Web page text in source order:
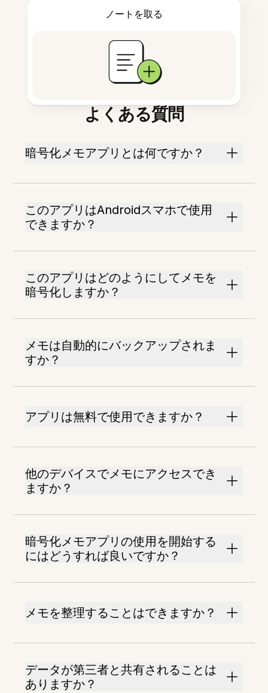
ノートを取る
よくある質問
暗号化メモアプリとは何ですか？
このアプリはAndroidスマホで使用
できますか？
このアプリはどのようにしてメモを
暗号化しますか？
メモは自動的にバックアップされま
すか？
アプリは無料で使用できますか？
他のデバイスでメモにアクセスでき
ますか？
暗号化メモアプリの使用を開始する
にはどうすれば良いですか？
メモを整理することはできますか？
データが第三者と共有されることは
ありますか？